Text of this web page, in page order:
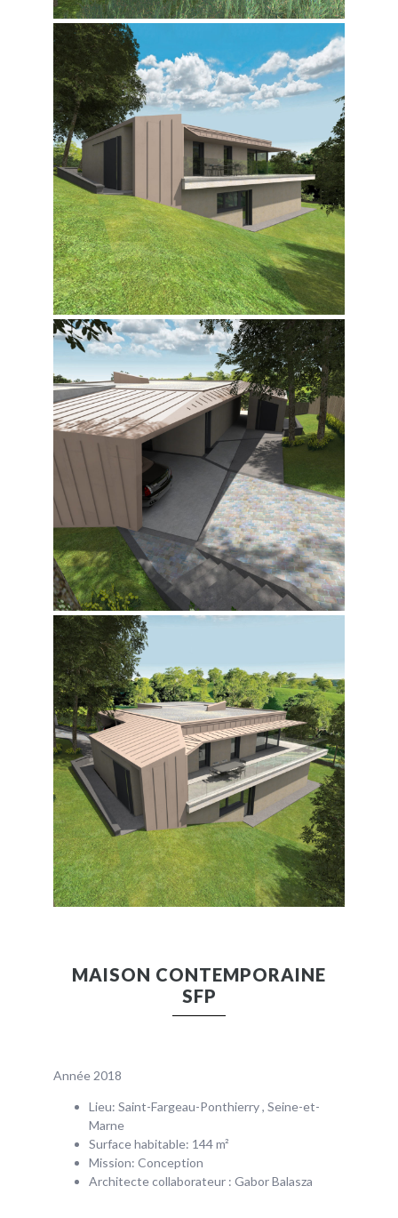
MAISON CONTEMPORAINE
SFP
Année 2018
Lieu: Saint-Fargeau-Ponthierry , Seine-et-
Marne
Surface habitable: 144 m²
Mission: Conception
Architecte collaborateur : Gabor Balasza